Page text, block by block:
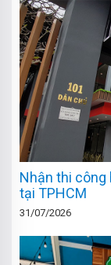
Nhận thi công
tại TPHCM
31/07/2026